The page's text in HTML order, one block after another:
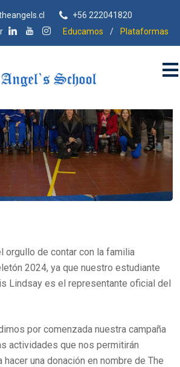
+56 222041820
Educamos / Plataformas
orgullo de contar con la familia
2024, ya que nuestro estudiante
Lindsay es el representante oficial del
por comenzada nuestra campaña
actividades que nos permitirán
hacer una donación en nombre de The